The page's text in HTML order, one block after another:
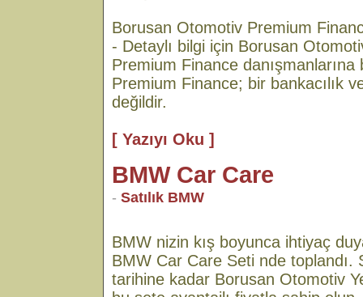
Borusan Otomotiv Premium
- Detaylı bilgi için Borusan
Premium Finance
Premium Finance; bir bankacılık
değildir.
[ Yazıyı Oku ]
BMW Car Care
- Satılık BMW
BMW nizin kış boyunca ihtiyaç
BMW Car Care Seti nde toplandı.
tarihine kadar Borusan Otomotiv